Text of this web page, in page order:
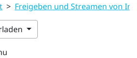
> Freigeben und Streamen von